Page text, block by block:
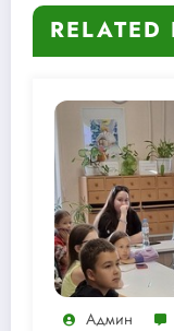
RELATED
Админ